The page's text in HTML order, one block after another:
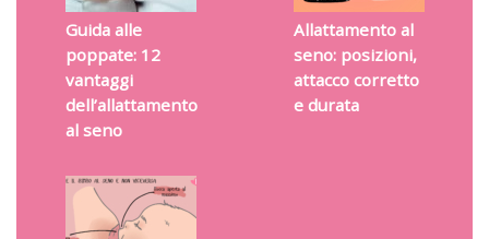
Guida alle
poppate: 12
vantaggi
dell’allattamento
al seno
Allattamento al
seno: posizioni,
attacco corretto
e durata